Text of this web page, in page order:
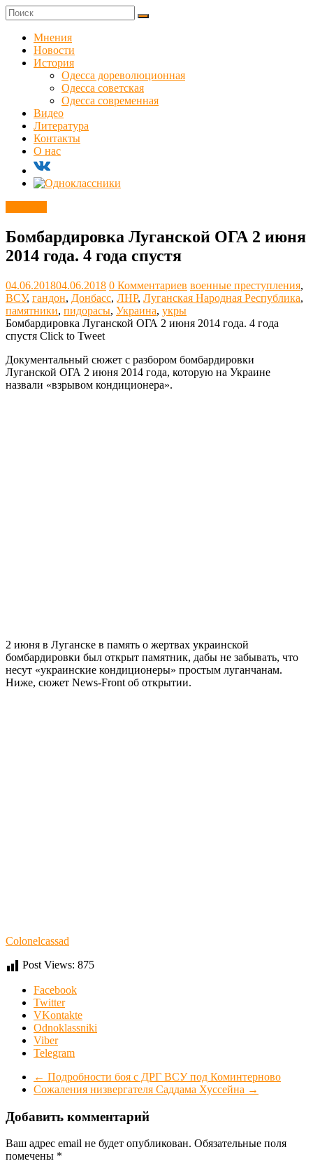
Skip
to
content
Куликовец
Сайт
одесского
сопротивления
Мнения
Новости
История
Одесса дореволюционная
Одесса советская
Одесса современная
Видео
Литература
Контакты
О нас
Бомбардировка Луганской ОГА 2 июня
2014 года. 4 года спустя
04.06.201804.06.2018 0 Комментариев военные преступления,
ВСУ, гандон, Донбасс, ЛНР, Луганская Народная Республика,
памятники, пидорасы, Украина, укры
Бомбардировка Луганской ОГА 2 июня 2014 года. 4 года
спустя Click to Tweet
Документальный сюжет с разбором бомбардировки
Луганской ОГА 2 июня 2014 года, которую на Украине
назвали «взрывом кондиционера».
2 июня в Луганске в память о жертвах украинской
бомбардировки был открыт памятник, дабы не забывать, что
несут «украинские кондиционеры» простым луганчанам.
Ниже, сюжет News-Front об открытии.
Сolonelcassad
Post Views: 875
Facebook
Twitter
VKontakte
Odnoklassniki
Viber
Telegram
← Подробности боя с ДРГ ВСУ под Коминтерново
Сожаления низвергателя Саддама Хуссейна →
Добавить комментарий
Ваш адрес email не будет опубликован. Обязательные поля
помечены *